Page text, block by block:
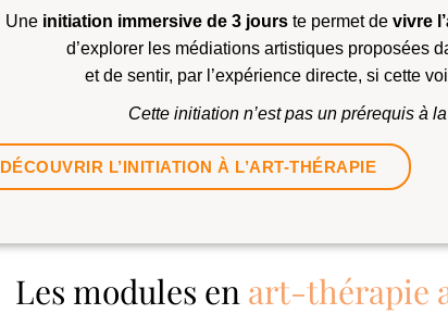
Une initiation immersive de 3 jourste permet de vivre
d’explorer les médiations artistiques proposées
et de sentir, par l’expérience directe, si cette
Cette initiation n’est pas un prérequis à
DÉCOUVRIR L’INITIATION À L’ART-THÉRAPIE
Les modules enatà